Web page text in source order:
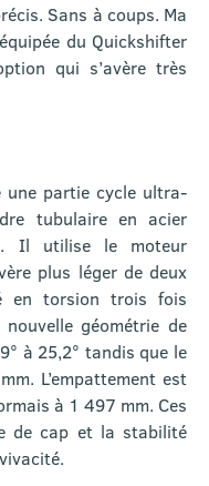
Sans à coups. Ma
du Quickshifter
qui s’avère très
une partie cycle ultra-
tubulaire en acier
Il utilise le moteur
plus léger de deux
en torsion trois fois
géométrie de
à 25,2° tandis que le
L’empattement est
à 1 497 mm. Ces
de cap et la stabilité